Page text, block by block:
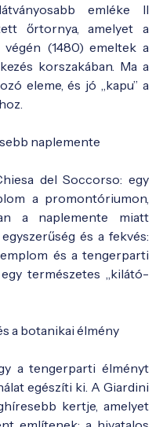
emléke Il
őrtornya, amelyet a
(1480) emeltek a
korszakában. Ma a
eleme, és jó „kapu” a
naplemente
del Soccorso: egy
a promontóriumon,
a naplemente miatt
és a fekvés:
és a tengerparti
természetes „kilátó-
a botanikai élmény
a tengerparti élményt
egészíti ki. A Giardini
kertje, amelyet